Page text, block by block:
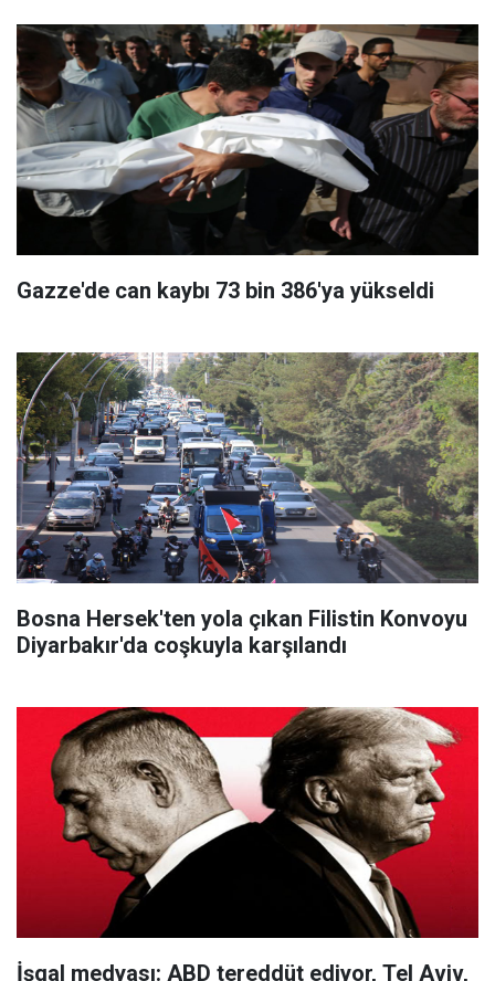
Gazze'de can kaybı 73 bin 386'ya yükseldi
Bosna Hersek'ten yola çıkan Filistin Konvoyu
Diyarbakır'da coşkuyla karşılandı
İşgal medyası: ABD tereddüt ediyor, Tel Aviv,